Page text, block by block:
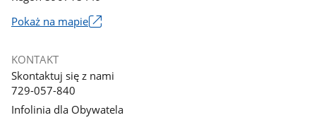
Pokaż na mapieLink
nowym
KONTAKT
Skontaktuj się z nami
729-057-840
Infolinia dla Obywatela